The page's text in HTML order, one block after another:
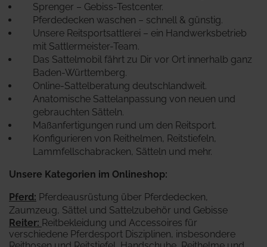
Sprenger – Gebiss-Testcenter.
Pferdedecken waschen – schnell & günstig.
Unsere Reitsportsattlerei – ein Handwerksbetrieb
mit Sattlermeister-Team.
Das Sattelmobil fährt zu Dir vor Ort innerhalb ganz
Baden-Württemberg.
Online-Sattelberatung deutschlandweit.
Anatomische Sattelanpassung von neuen und
gebrauchten Sätteln.
Maßanfertigungen rund um den Reitsport.
Konfigurieren von Reithelmen, Reitstiefeln,
Lammfellschabracken, Sätteln und mehr.
Unsere Kategorien im Onlineshop:
Pferd: Pferdeausrüstung über Pferdedecken,
Zaumzeug, Sättel und Sattelzubehör und Gebisse
Reiter: Reitbekleidung und Accessoires für
verschiedene Pferdesport Disziplinen, insbesondere